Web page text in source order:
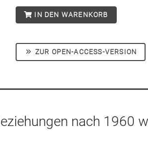
IN DEN WARENKORB
ZUR OPEN-ACCESS-VERSION
nach 1960